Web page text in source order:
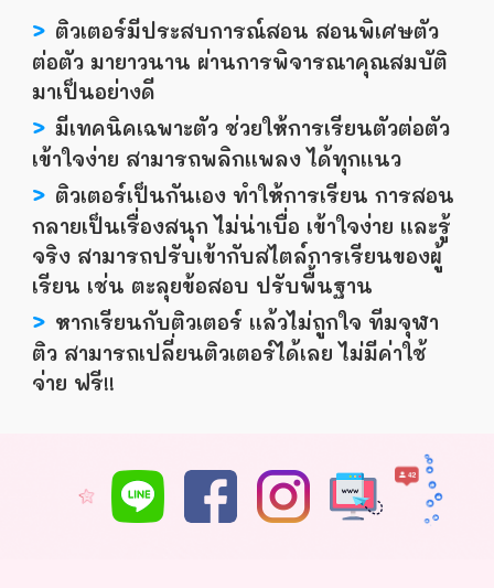
> ติวเตอร์มีประสบการณ์สอน สอนพิเศษตัว
ต่อตัว มายาวนาน ผ่านการพิจารณาคุณสมบัติ
มาเป็นอย่างดี
>มีเทคนิคเฉพาะตัว ช่วยให้การเรียนตัวต่อตัว
เข้าใจง่าย สามารถพลิกเเพลง ได้ทุกเเนว
> ติวเตอร์เป็นกันเอง ทำให้การเรียน การสอน
กลายเป็นเรื่องสนุก ไม่น่าเบื่อ เข้าใจง่าย เเละรู้
จริง สามารถปรับเข้ากับสไตล์การเรียนของผู้
เรียน เช่น ตะลุยข้อสอบ ปรับพื้นฐาน
> หากเรียนกับติวเตอร์ เเล้วไม่ถูกใจ ทีมจุฬา
ติว สามารถเปลี่ยนติวเตอร์ได้เลย ไม่มีค่าใช้
จ่าย ฟรี!!